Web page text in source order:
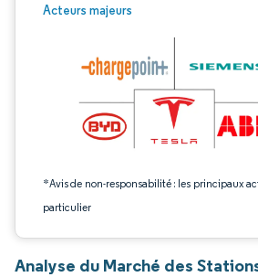
Acteurs majeurs
*Avis de non-responsabilité : les principaux
particulier
Image © Mordor Intelligence. La réutilisation
Analyse du Marché des